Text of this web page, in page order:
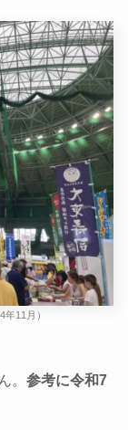
11月）
。 参考に令和7